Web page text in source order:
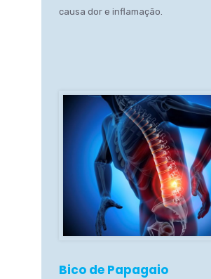
causa dor e inflamação.
Bico de Papagaio